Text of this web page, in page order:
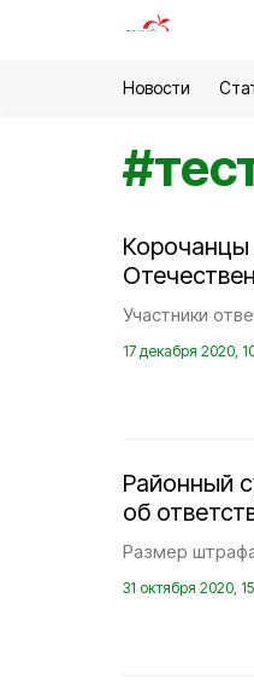
Новости
#
Корочанцы
Участники
17 декабря 2020,
Районный
об
Размер
31 октября 2020,